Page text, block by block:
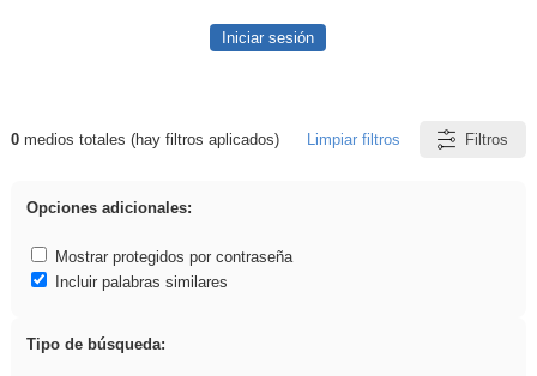
Iniciar sesión
Resultados de: Binnorie
0medios totales (hay filtros aplicados) Limpiar filtros Filtros
Opciones adicionales:
Mostrar protegidos por contraseña
Incluir palabras similares
Tipo de búsqueda: